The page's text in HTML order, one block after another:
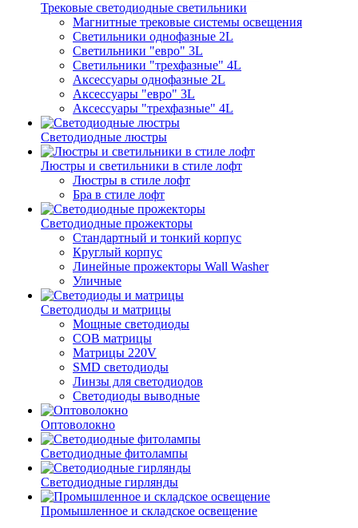
Трековые светодиодные светильники
Магнитные трековые системы освещения
Светильники однофазные 2L
Светильники "евро" 3L
Светильники "трехфазные" 4L
Аксессуары однофазные 2L
Аксессуары "евро" 3L
Аксессуары "трехфазные" 4L
Светодиодные люстры
Люстры и светильники в стиле лофт
Люстры в стиле лофт
Бра в стиле лофт
Светодиодные прожекторы
Стандартный и тонкий корпус
Круглый корпус
Линейные прожекторы Wall Washer
Уличные
Светодиоды и матрицы
Мощные светодиоды
COB матрицы
Матрицы 220V
SMD светодиоды
Линзы для светодиодов
Светодиоды выводные
Оптоволокно
Светодиодные фитолампы
Светодиодные гирлянды
Промышленное и складское освещение